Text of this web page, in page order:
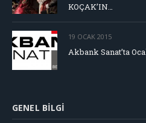
KOÇAK’IN…
19 OCAK 2015
Akbank Sanat’ta
GENEL BILGI